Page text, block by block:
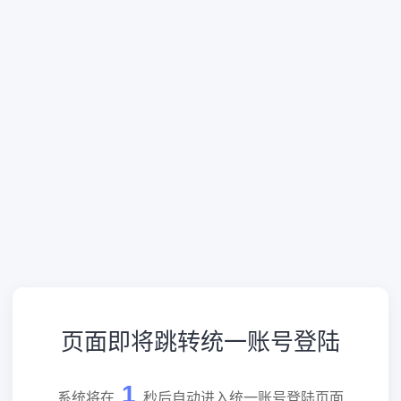
页面即将跳转统一账号登陆
系统将在 1 秒后自动进入统一账号登陆页面